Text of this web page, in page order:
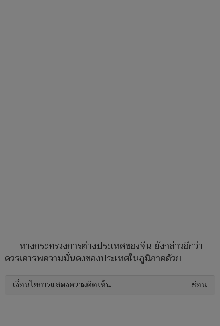
ทางกระทรวงการต่างประเทศของจีน ยังกล่าวอีกว่า
ควรเคารพความมั่นคงของประเทศในภูมิภาคด้วย
เงื่อนไขการแสดงความคิดเห็น ซ่อน